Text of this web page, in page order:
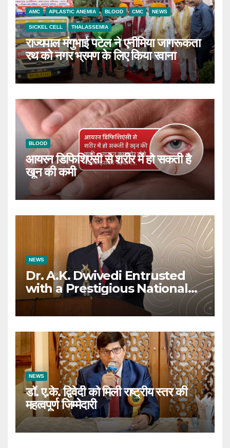
AMC APLASTIC ANEMIA BLOOD CMC NEWS
SICKEL CELL THALASSEMIA
राज्यपाल मंगुभाई पटेल ने एनीमिया जागरूकता
रथ को नगर भ्रमण के लिए किया रवाना
BLOOD
आयरन डिफिशिएंसी से शरीर में हो सकती है
खून की कमी
NEWS
Dr. A.K. Dwivedi Entrusted
with a Prestigious National
Responsibility
NEWS
डॉ. ए.के. द्विवेदी को मिली राष्ट्रीय स्तर की
महत्वपूर्ण जिम्मेदारी